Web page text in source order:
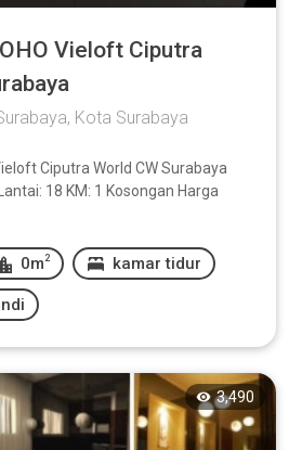
Vieloft Ciputra
Kota Surabaya
Ciputra World CW Surabaya
18 KM: 1 Kosongan Harga
0m 2 kamar tidur
3,490